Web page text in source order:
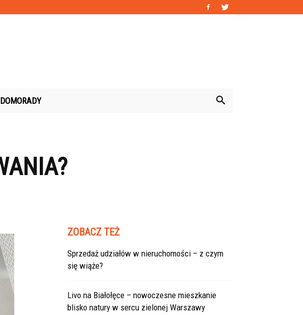
DOMORADY
ZOBACZ TEŻ
Sprzedaż udziałów w nieruchomości – z czym
się wiąże?
Livo na Białołęce – nowoczesne mieszkanie
blisko natury w sercu zielonej Warszawy